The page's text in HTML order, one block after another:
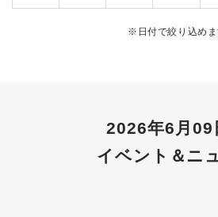
※ 日付で絞り込め
2026年6月09
イベント＆ニ